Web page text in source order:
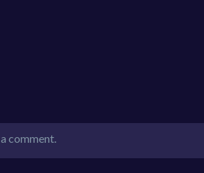
comment.